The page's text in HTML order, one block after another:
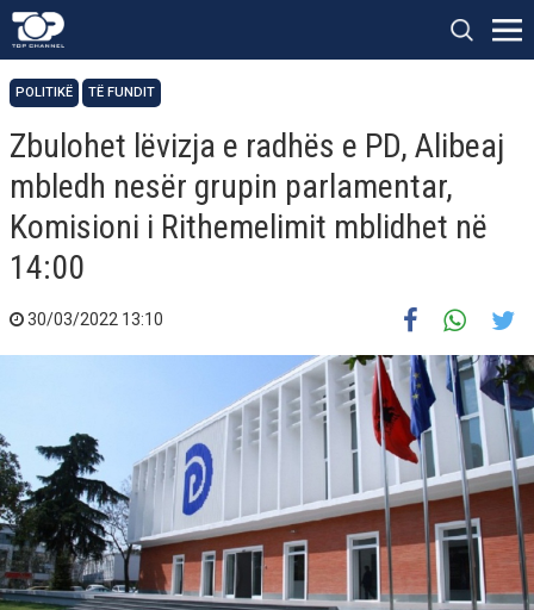
POLITIKË TË FUNDIT
Zbulohet lëvizja e radhës e PD, Alibeaj
mbledh nesër grupin parlamentar,
Komisioni i Rithemelimit mblidhet në
14:00
30/03/2022 13:10